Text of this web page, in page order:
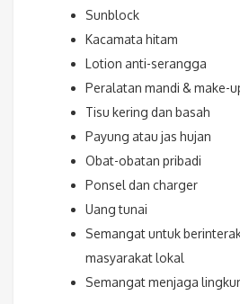
Sunblock
Kacamata hitam
Lotion anti-serangga
Peralatan mandi & make-
Tisu kering dan basah
Payung atau jas hujan
Obat-obatan pribadi
Ponsel dan charger
Uang tunai
Semangat untuk
masyarakat lokal
Semangat menjaga